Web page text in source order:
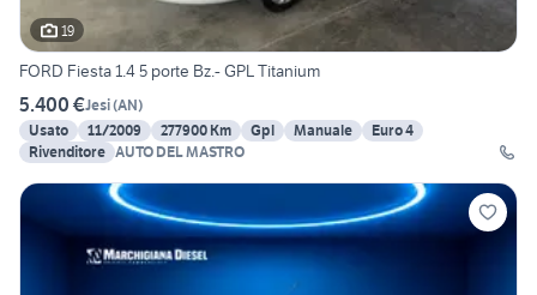
19
FORD Fiesta 1.4 5 porte Bz.- GPL Titanium
5.400 €Jesi(AN)
Usato
11/2009 277900 Km Gpl Manuale
Euro 4
Rivenditore AUTO DEL MASTRO